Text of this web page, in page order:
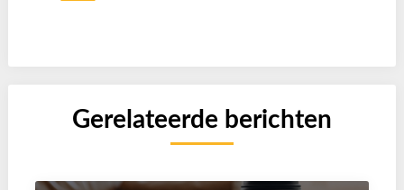
Gerelateerde berichten